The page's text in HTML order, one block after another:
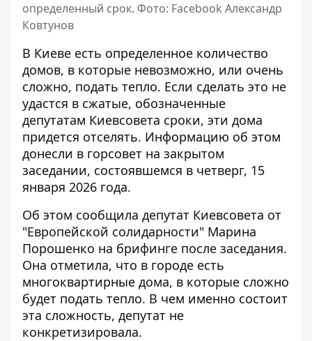
определенный срок. Фото: Facebook Александр
Ковтунов
В Киеве есть определенное количество
домов, в которые невозможно, или очень
сложно, подать тепло. Если сделать это не
удастся в сжатые, обозначенные
депутатам Киевсовета сроки, эти дома
придется отселять. Информацию об этом
донесли в горсовет на закрытом
заседании, состоявшемся в четверг, 15
января 2026 года.
Об этом сообщила депутат Киевсовета от
"Европейской солидарности" Марина
Порошенко на брифинге после заседания.
Она отметила, что в городе есть
многоквартирные дома, в которые сложно
будет подать тепло. В чем именно состоит
эта сложность, депутат не
конкретизировала.